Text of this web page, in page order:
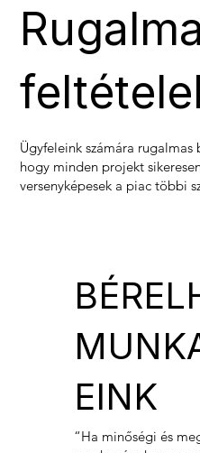
Ügyfeleink számára
hogy minden projekt
versenyképesek a piac többi
EINK
“Ha minőségi és